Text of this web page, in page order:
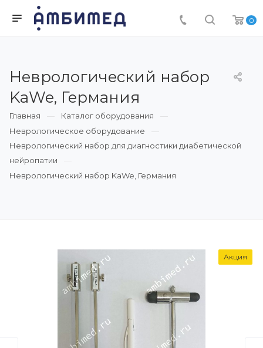
0
Неврологический набор
KaWe, Германия
Главная
Каталог оборудования
Неврологическое оборудование
Неврологический набор для диагностики диабетической
нейропатии
Неврологический набор KaWe, Германия
Акция